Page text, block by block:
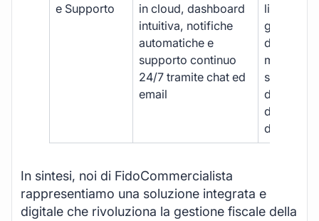
e Supporto
in cloud, dashboard
intuitiva, notifiche
automatiche e
supporto continuo
24/7 tramite chat ed
email
limitato,
gestione
manuale,
supporto
durante
d’ufficio.
In sintesi, noi di FidoCommercialista
rappresentiamo una soluzione integrata e
digitale che rivoluziona la gestione fiscale della